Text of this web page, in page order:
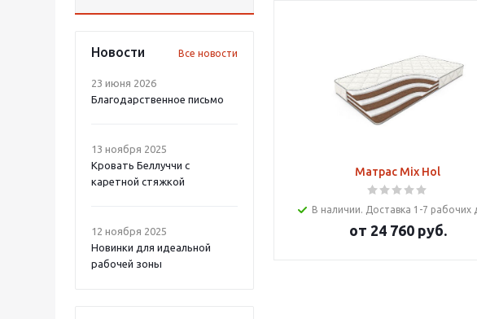
Новости Все новости
23 июня 2026
Благодарственное письмо
13 ноября 2025
Кровать Беллуччи с
каретной стяжкой
12 ноября 2025
Новинки для идеальной
рабочей зоны
Матрас Mix Hol
В наличии. Доставка 1-7 рабочих
от 24 760 руб.